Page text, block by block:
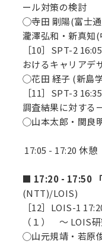
ール対策の検討
◯寺田 剛陽(富士通
瀧澤弘和・新真知(
［10］SPT-2
おけるキャリアデ
◯花田 経子 (新島
［11］SPT-3
調査結果に対する
◯山本太郎・関良
17:05 - 17:20 休憩
■ 17:20 - 17:50
(NTT)/LOIS)
［12］LOIS-1
（１） ～ LOIS
◯山元規靖・若原